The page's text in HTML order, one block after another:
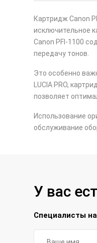
Картридж Canon
исключительное
Canon PFI-1100
передачу тонов.
Это особенно
LUCIA PRO,
позволяет
Использование
обслуживание
У вас
Специалисты